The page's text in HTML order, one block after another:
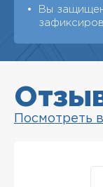
Вы
Посмотреть